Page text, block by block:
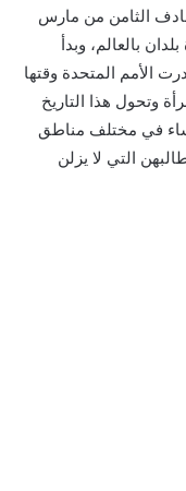
الثامن من مارس
بالعالم، وبدأ
عام 1975 عندما أصدرت الأمم المتحدة وقتها
وتحول هذا التاريخ
في مختلف مناطق
التي لا يزلن